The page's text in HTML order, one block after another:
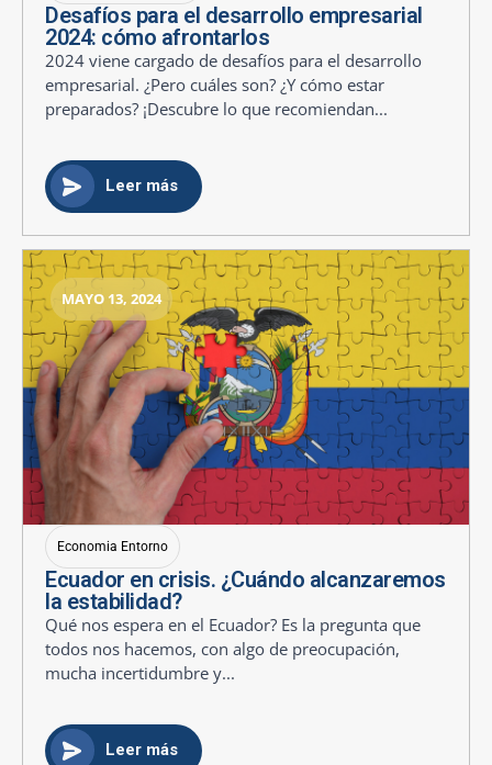
Desafíos para el desarrollo empresarial
2024: cómo afrontarlos
2024 viene cargado de desafíos para el desarrollo
empresarial. ¿Pero cuáles son? ¿Y cómo estar
preparados? ¡Descubre lo que recomiendan...
Leer más
MAYO 13, 2024
Economia Entorno
Ecuador en crisis. ¿Cuándo alcanzaremos
la estabilidad?
Qué nos espera en el Ecuador? Es la pregunta que
todos nos hacemos, con algo de preocupación,
mucha incertidumbre y...
Leer más